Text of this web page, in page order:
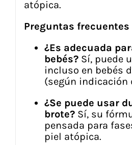
atópica.
Preguntas frecuentes
¿Es adecuada
bebés?Sí, puede
incluso en bebés
(según indicación
¿Se puede usar
brote?Sí, su
pensada para
piel atópica.